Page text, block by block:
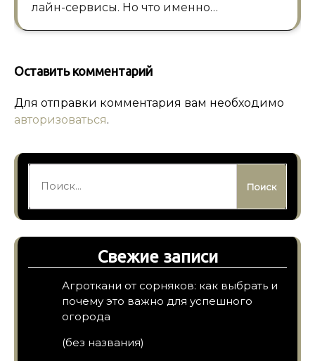
лайн-сервисы. Но что именно…
Оставить комментарий
Для отправки комментария вам необходимо
авторизоваться.
Свежие записи
Агроткани от сорняков: как выбрать и
почему это важно для успешного
огорода
(без названия)